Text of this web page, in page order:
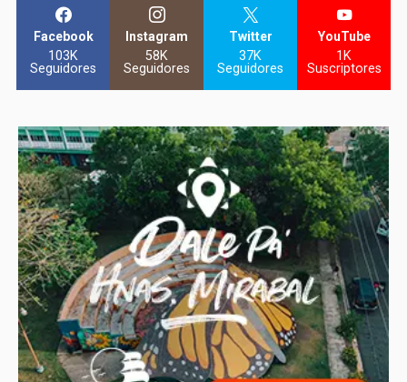
Facebook
103K
Seguidores
Instagram
58K
Seguidores
Twitter
37K
Seguidores
YouTube
1K
Suscriptores